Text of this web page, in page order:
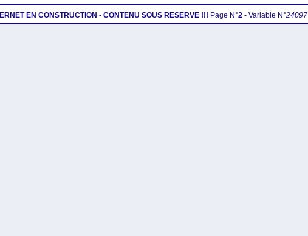
EN CONSTRUCTION - CONTENU SOUS RESERVE !!! Page N°2 - Variable N°24097